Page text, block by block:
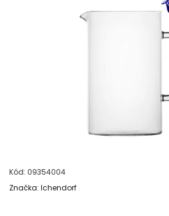
Kód: 09354004
Značka: Ichendorf